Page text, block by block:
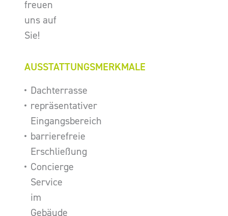
freuen
uns auf
Sie!
AUSSTATTUNGSMERKMALE
Dachterrasse
repräsentativer
Eingangsbereich
barrierefreie
Erschließung
Concierge
Service
im
Gebäude